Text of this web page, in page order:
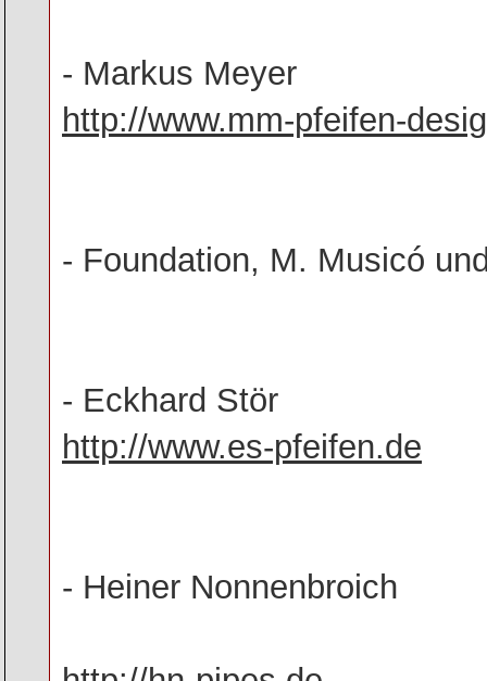
- Markus Meyer
http://www.mm-pfeifen-
- Foundation, M. Musicó
- Eckhard Stör
http://www.es-pfeifen.de
- Heiner Nonnenbroich